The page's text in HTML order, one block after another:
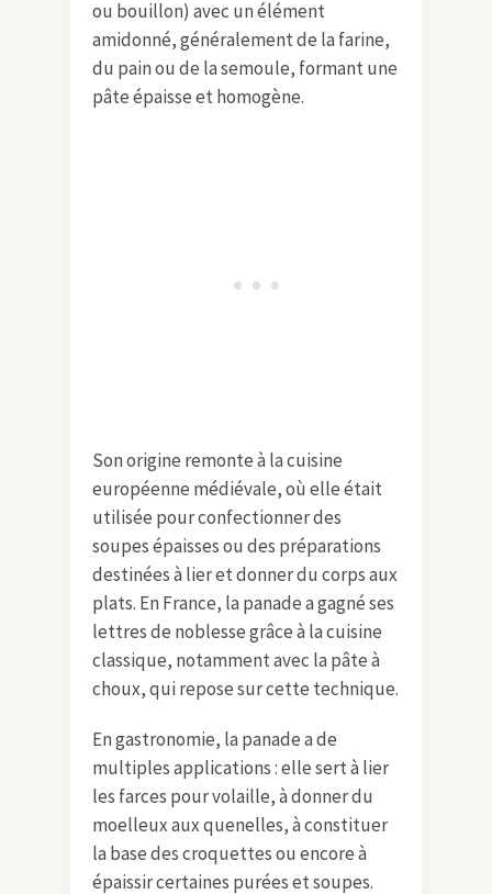
ou bouillon) avec un élément
amidonné, généralement de la farine,
du pain ou de la semoule, formant une
pâte épaisse et homogène.
Son origine remonte à la cuisine
européenne médiévale, où elle était
utilisée pour confectionner des
soupes épaisses ou des préparations
destinées à lier et donner du corps aux
plats. En France, la panade a gagné ses
lettres de noblesse grâce à la cuisine
classique, notamment avec la pâte à
choux, qui repose sur cette technique.
En gastronomie, la panade a de
multiples applications : elle sert à lier
les farces pour volaille, à donner du
moelleux aux quenelles, à constituer
la base des croquettes ou encore à
épaissir certaines purées et soupes.